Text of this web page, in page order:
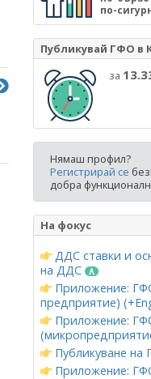
по-
Публикувай ГФО в
за
Нямаш профил?
Регистрирай се
добра
На фокус
ДДС ставки и
на ДДС
Приложение:
предприятие)
Приложение:
Публикуване на
Приложение: